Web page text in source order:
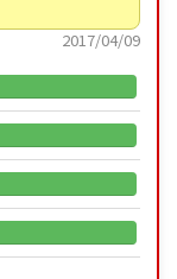
2017/04/09